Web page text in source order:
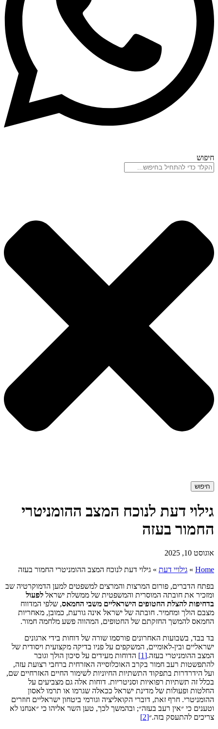
חיפוש
חיפוש
גילוי דעת לנוכח המצב ההומניטרי
החמור בעזה
אוגוסט 10, 2025
Home
» גילויי דעת » גילוי דעת לנוכח המצב ההומניטרי החמור בעזה
בפתח הדברים, פורום המרצות והמרצים למשפטים למען הדמוקרטיה שב
ומזכיר את חובתה המוסרית והמשפטית של ממשלת ישראל לפעול
בדחיפות להצלת החטופים הישראליים משבי החמאס, שלפי המדווח
מצבם הולך ומחמיר. חובתה של ישראל אינה גורעת, כמובן, מאחריות
החמאס להמשך החזקתם של החטופים, המהווה פשע מלחמה חמור.
בד בבד, בשבועות האחרונים פורסמו שורה של דוחות בידי ארגונים
ישראליים ובין-לאומיים, המשקפים על פניו בדיקה מקצועית ויסודית של
המצב ההומניטרי בעזה.[1]
הדוחות מעידים על סיכון הולך וגובר
להתפשטות רעב חמור בקרב האוכלוסייה האזרחית ברחבי רצועת עזה,
ועל הידרדרות בתפקוד התשתיות החיוניות לשימור החיים האזרחיים שם,
בכלל זה תשתיות רפואיות וסניטריות. דוחות אלה גם מצביעים על
החלטות ופעולות של מדינת ישראל ככאלה שגרמו או תרמו לאסון
ההומניטרי. חרף זאת, דוברי הקואליציה וגורמי ביטחון ישראליים חוזרים
וטענים כי ״אין רעב בעזה״; ובהמשך לכך, טען השר אליהו כי ״אנחנו לא
צריכים להתעסק בזה.״[2]